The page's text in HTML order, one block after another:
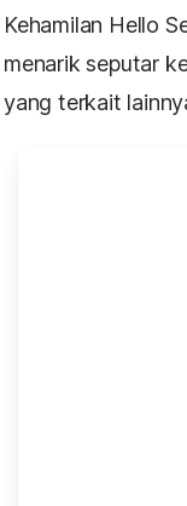
Kehamilan Hello
menarik seputar
yang terkait